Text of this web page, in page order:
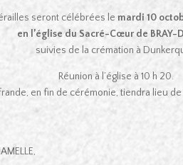
seront célébrées le mardi 10
en l’église du Sacré-Cœur de BRAY-
suivies de la crémation à
Réunion à l’église à 10 h 20.
en fin de cérémonie, tiendra lieu